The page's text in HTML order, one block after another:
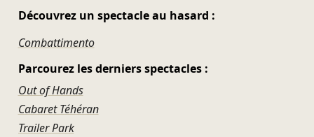
Découvrez un spectacle au hasard :
Combattimento
Parcourez les derniers spectacles :
Out of Hands
Cabaret Téhéran
Trailer Park